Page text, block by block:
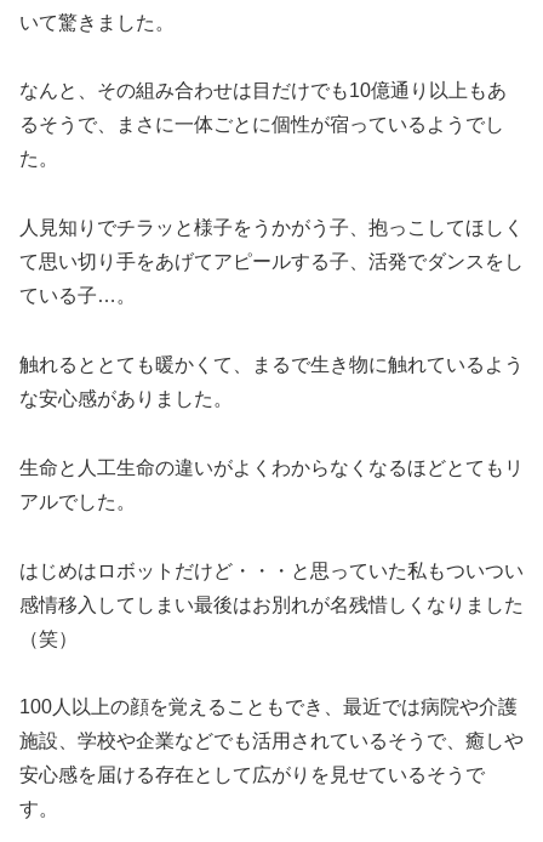
いて驚きました。
なんと、その組み合わせは目だけでも10億通り以上もあ
るそうで、まさに一体ごとに個性が宿っているようでし
た。
人見知りでチラッと様子をうかがう子、抱っこしてほしく
て思い切り手をあげてアピールする子、活発でダンスをし
ている子…。
触れるととても暖かくて、まるで生き物に触れているよう
な安心感がありました。
生命と人工生命の違いがよくわからなくなるほどとてもリ
アルでした。
はじめはロボットだけど・・・と思っていた私もついつい
感情移入してしまい最後はお別れが名残惜しくなりました
（笑）
100人以上の顔を覚えることもでき、最近では病院や介護
施設、学校や企業などでも活用されているそうで、癒しや
安心感を届ける存在として広がりを見せているそうで
す。